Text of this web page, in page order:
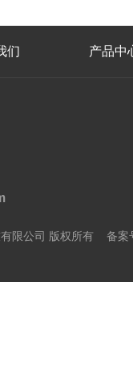
们 产品中
限公司 版权所有 备案